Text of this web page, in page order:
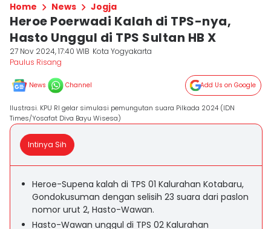
Home News Jogja
Heroe Poerwadi Kalah di TPS-nya,
Hasto Unggul di TPS Sultan HB X
27 Nov 2024, 17:40 WIB Kota Yogyakarta
Paulus Risang
News Channel Add Us on Google
Ilustrasi. KPU RI gelar simulasi pemungutan suara Pilkada 2024 (IDN
Times/Yosafat Diva Bayu Wisesa)
Intinya Sih
Heroe-Supena kalah di TPS 01 Kalurahan Kotabaru,
Gondokusuman dengan selisih 23 suara dari paslon
nomor urut 2, Hasto-Wawan.
Hasto-Wawan unggul di TPS 02 Kalurahan